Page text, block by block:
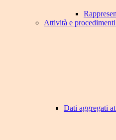
Attività e procedimenti
Dati aggregati